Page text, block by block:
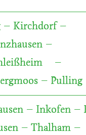
– Kirchdorf –
–
–
– Pulling
– Inkofen –
– Thalham –